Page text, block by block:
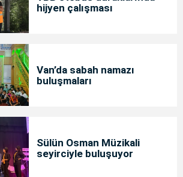
hijyen çalışması
Van’da sabah namazı
buluşmaları
Sülün Osman Müzikali
seyirciyle buluşuyor